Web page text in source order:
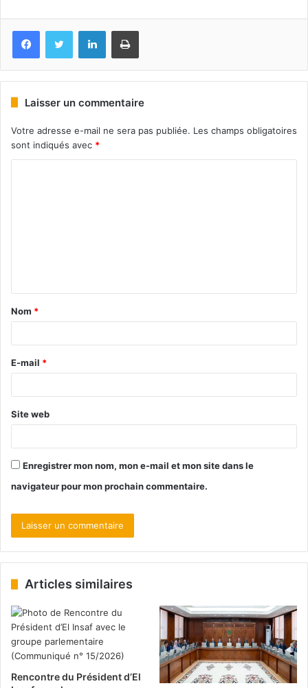
FacebookTwitter LinkedinImprimer
Laisser un commentaire
Votre adresse e-mail ne sera pas publiée. Les champs obligatoires
sont indiqués avec *
Nom *
E-mail *
Site web
Enregistrer mon nom, mon e-mail et mon site dans le
navigateur pour mon prochain commentaire.
Articles similaires
Rencontre du Président d’El